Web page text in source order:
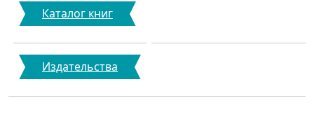
Каталог книг
Издательства